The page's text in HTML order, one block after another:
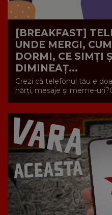
[BREAKFAST]
UNDE MERGI,
DORMI, CE SIMȚI
DIMINEAȚ...
Crezi că telefonul tău e
hărți, mesaje și meme-